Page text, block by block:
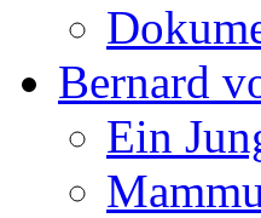
Bernard
Ein